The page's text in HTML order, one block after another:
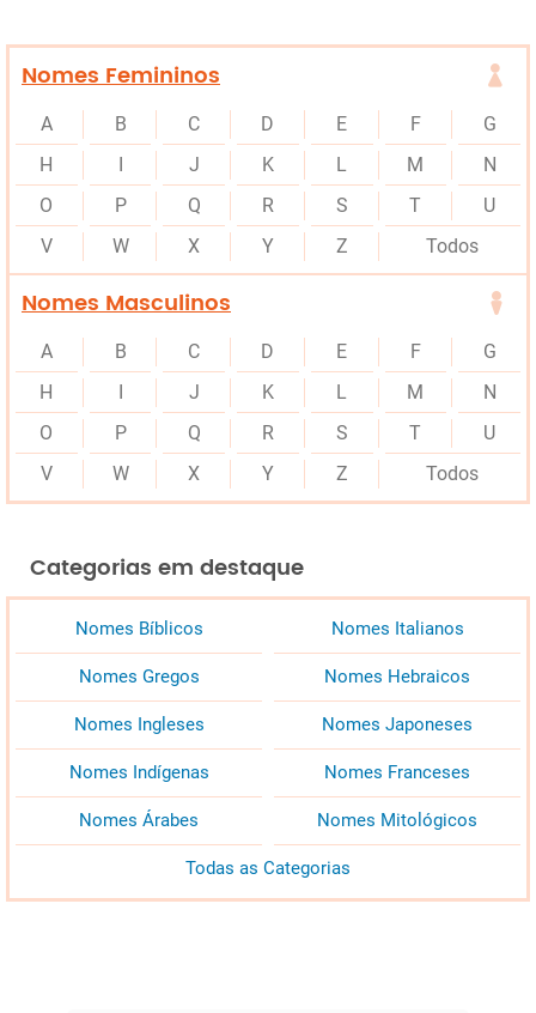
Nomes Femininos
A B C D E F
G
H
I J K L M
N
O
P Q R S T
U
V
W X Y Z Todos
Nomes Masculinos
A B C D E F
G
H
I J K L M
N
O
P Q R S T
U
V
W X Y Z Todos
Categorias em destaque
Nomes Bíblicos Nomes Italianos
Nomes Gregos Nomes Hebraicos
Nomes Ingleses Nomes Japoneses
Nomes Indígenas Nomes Franceses
Nomes Árabes Nomes Mitológicos
Todas as Categorias